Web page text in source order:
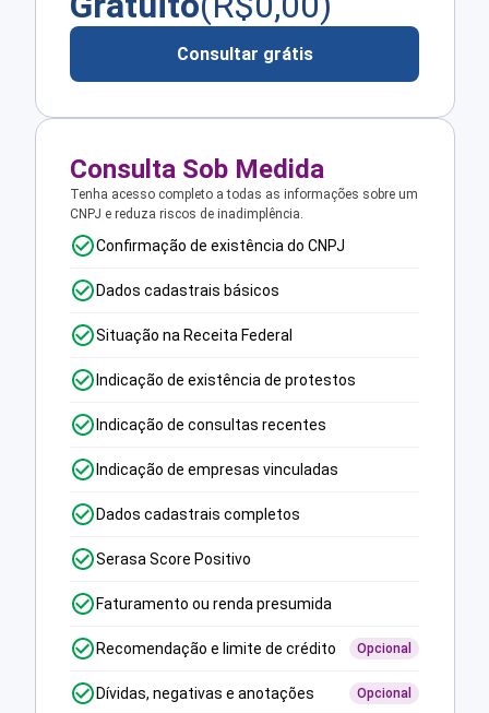
Consultar grátis
Consulta Sob Medida
Tenha acesso completo a todas as informações sobre um
CNPJ e reduza riscos de inadimplência.
Confirmação de existência do CNPJ
Dados cadastrais básicos
Situação na Receita Federal
Indicação de existência de protestos
Indicação de consultas recentes
Indicação de empresas vinculadas
Dados cadastrais completos
Serasa Score Positivo
Faturamento ou renda presumida
Recomendação e limite de crédito Opcional
Dívidas, negativas e anotações Opcional